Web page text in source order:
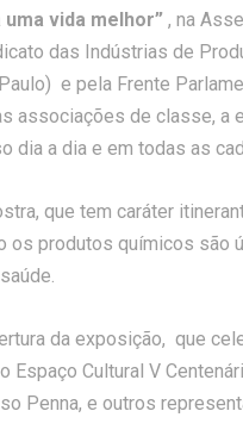
uma vida melhor” , na
das Indústrias de
e pela Frente
associações de classe, a
dia a dia e em todas as
que tem caráter
os produtos químicos são
da exposição, que
Espaço Cultural V
Penna, e outros